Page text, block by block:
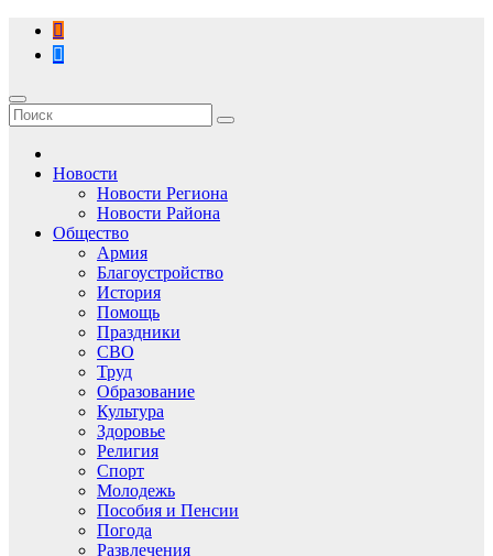
Перейти
содержимому
Новости
Новости Региона
Новости Района
Общество
Армия
Благоустройство
История
Помощь
Праздники
СВО
Труд
Образование
Культура
Здоровье
Религия
Спорт
Молодежь
Пособия и Пенсии
Погода
Развлечения